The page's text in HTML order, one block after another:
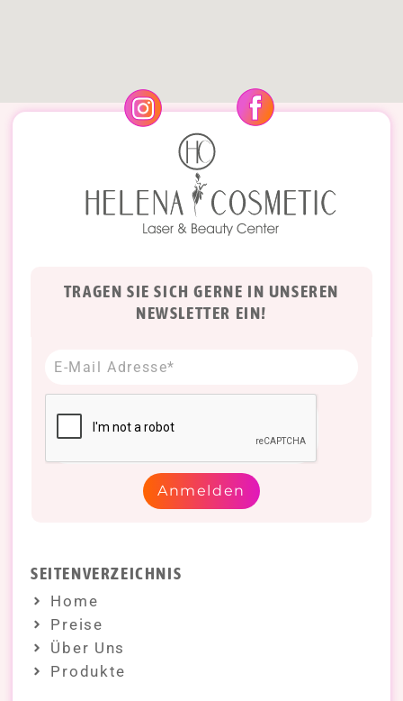
TRAGEN SIE SICH GERNE IN UNSEREN
NEWSLETTER EIN!
Anmelden
SEITENVERZEICHNIS
Home
Preise
Über Uns
Produkte